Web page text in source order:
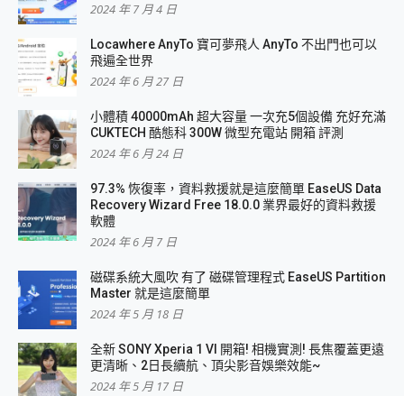
2024 年 7 月 4 日
Locawhere AnyTo 寶可夢飛人 AnyTo 不出門也可以
飛遍全世界
2024 年 6 月 27 日
小體積 40000mAh 超大容量 一次充5個設備 充好充滿
CUKTECH 酷態科 300W 微型充電站 開箱 評測
2024 年 6 月 24 日
97.3% 恢復率，資料救援就是這麼簡單 EaseUS Data
Recovery Wizard Free 18.0.0 業界最好的資料救援
軟體
2024 年 6 月 7 日
磁碟系統大風吹 有了 磁碟管理程式 EaseUS Partition
Master 就是這麼簡單
2024 年 5 月 18 日
全新 SONY Xperia 1 VI 開箱! 相機實測! 長焦覆蓋更遠
更清晰、2日長續航、頂尖影音娛樂效能~
2024 年 5 月 17 日